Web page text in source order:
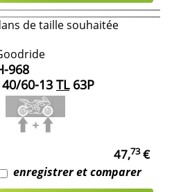
de taille souhaitée
968
60-13 TL63P
47,73€
enregistrer et comparer